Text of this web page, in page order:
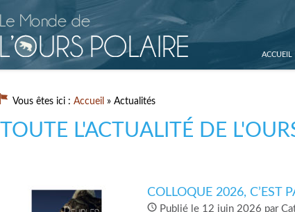
ACCUEIL
Vous êtes ici : Accueil » Actualités
TOUTE L'ACTUALITÉ DE
COLLOQUE 2026, C’EST
Publié le 12 juin 2026 par